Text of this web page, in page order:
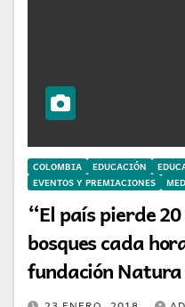
COLOMBIA EDUCACIÓN
EVENTOS Y PREMIACIONES
“El país pierde
bosques cada
fundación Natura